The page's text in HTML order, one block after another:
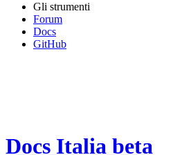
Gli strumenti
Forum
Docs
GitHub
Docs Italia beta